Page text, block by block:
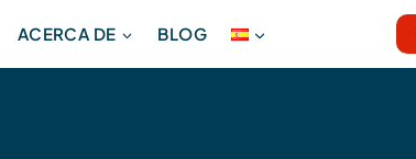
ACERCA DE BLOG